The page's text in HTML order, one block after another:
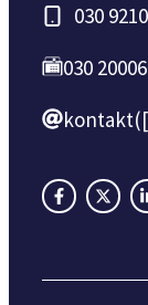
030
030